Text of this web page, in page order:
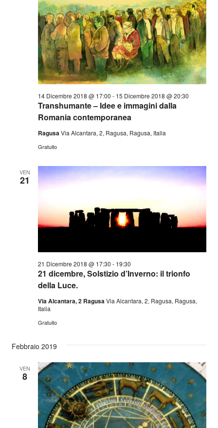
Transhumante – Idee e immagini dalla
Romania contemporanea
14 Dicembre 2018 @ 17:00 - 15 Dicembre 2018 @ 20:30
Ragusa Via Alcantara, 2, Ragusa, Ragusa, Italia
Gratuito
VEN
21
21 dicembre, Solstizio d’Inverno: il trionfo
della Luce.
21 Dicembre 2018 @ 17:30 - 19:30
Via Alcantara, 2 RagusaVia Alcantara, 2, Ragusa, Ragusa,
Italia
Gratuito
Febbraio 2019
VEN
8